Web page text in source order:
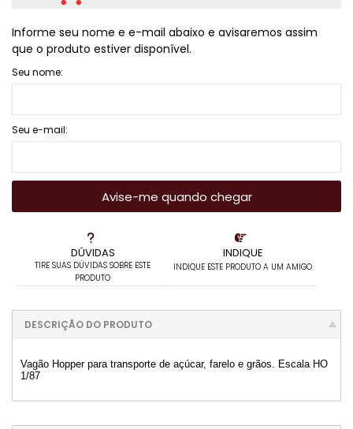
DÚVIDAS
TIRE SUAS DÚVIDAS SOBRE ESTE
PRODUTO
INDIQUE
INDIQUE ESTE PRODUTO A UM AMIGO
Informe seu nome e e-mail abaixo e avisaremos assim
que o produto estiver disponível.
Seu nome:
Seu e-mail:
Avise-me quando chegar
DESCRIÇÃO DO PRODUTO
Vagão Hopper para transporte de açúcar, farelo e grãos. Escala HO
1/87